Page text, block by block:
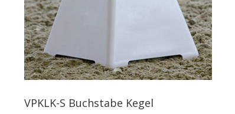
VPKLK-S Buchstabe Kegel